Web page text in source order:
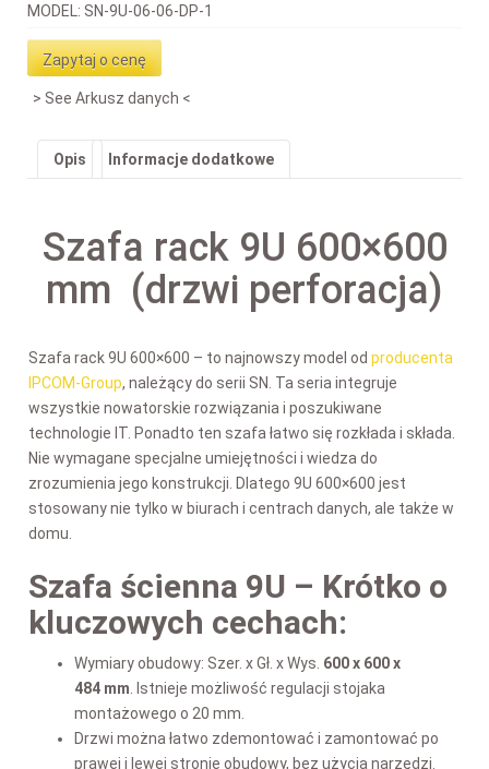
MODEL: SN-9U-06-06-DP-1
Zapytaj o cenę
See Arkusz danych
Opis Informacje dodatkowe
Szafa rack 9U 600×600
mm (drzwi perforacja)
Szafa rack 9U 600×600 – to najnowszy model od producenta
IPCOM-Group, należący do serii SN. Ta seria integruje
wszystkie nowatorskie rozwiązania i poszukiwane
technologie IT. Ponadto ten szafa łatwo się rozkłada i składa.
Nie wymagane specjalne umiejętności i wiedza do
zrozumienia jego konstrukcji. Dlatego 9U 600×600 jest
stosowany nie tylko w biurach i centrach danych, ale także w
domu.
Szafa ścienna 9U – Krótko o
kluczowych cechach:
Wymiary obudowy: Szer. x Gł. x Wys. 600 x 600 x
484 mm . Istnieje możliwość regulacji stojaka
montażowego o 20 mm.
Drzwi można łatwo zdemontować i zamontować po
prawej i lewej stronie obudowy, bez użycia narzędzi.